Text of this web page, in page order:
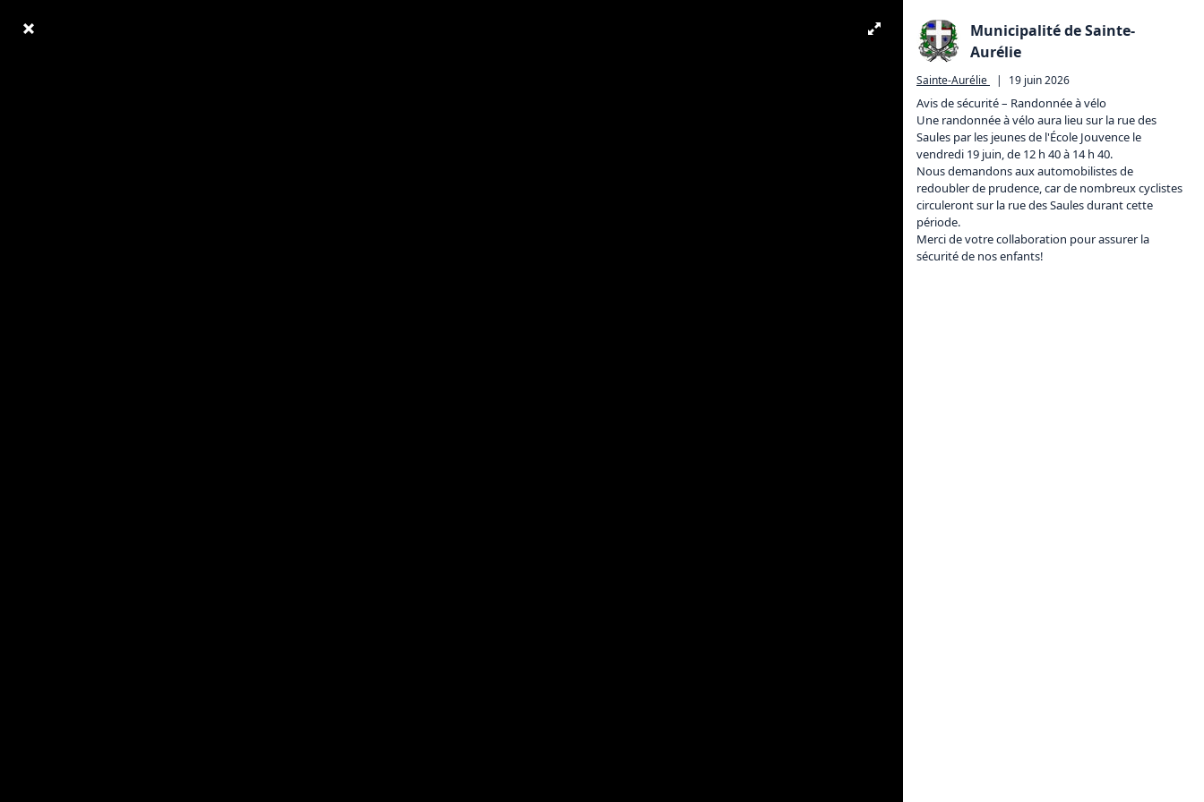
Municipalité de Sainte-
Aurélie
Sainte-Aurélie | 19 juin 2026
Avis de sécurité – Randonnée à vélo
Une randonnée à vélo aura lieu sur la rue des
Saules par les jeunes de l'École Jouvence le
vendredi 19 juin, de 12 h 40 à 14 h 40.
Nous demandons aux automobilistes de
redoubler de prudence, car de nombreux cyclistes
circuleront sur la rue des Saules durant cette
période.
Merci de votre collaboration pour assurer la
sécurité de nos enfants!